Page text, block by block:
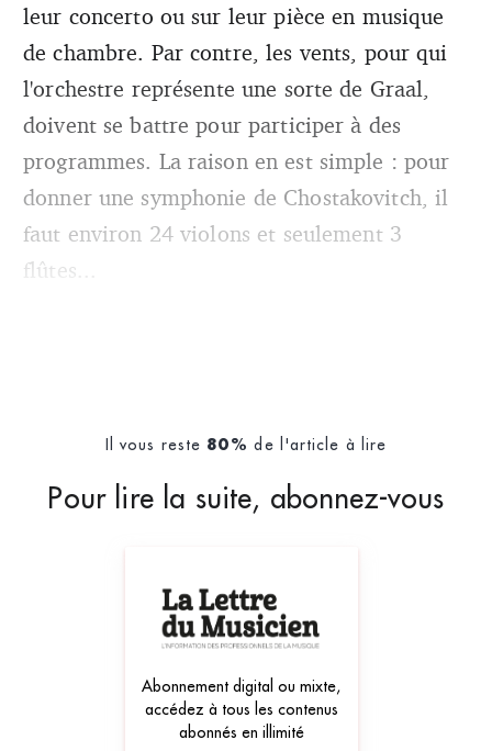
leur concerto ou sur leur pièce en musique
de chambre. Par contre, les vents, pour qui
l'orchestre représente une sorte de Graal,
doivent se battre pour participer à des
programmes. La raison en est simple : pour
donner une symphonie de Chostakovitch, il
faut environ 24 violons et seulement 3
flûtes...
Il vous reste 80% de l'article à lire
Pour lire la suite, abonnez-vous
Abonnement digital ou mixte,
accédez à tous les contenus
abonnés en illimité